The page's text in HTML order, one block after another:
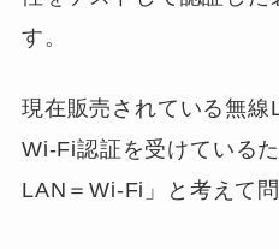
す。
現在販売されている無
Wi-Fi認証を受けている
LAN＝Wi-Fi」と考えて